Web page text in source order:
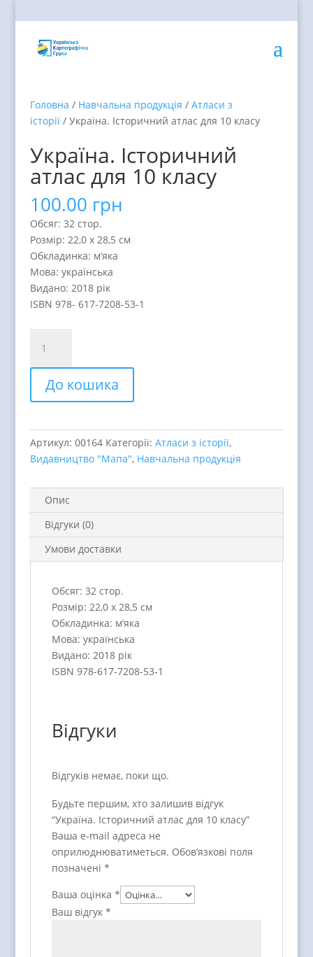
Головна / Навчальна продукція / Атласи з
історії/ Україна. Історичний атлас для 10 класу
Україна. Історичний
атлас для 10 класу
100.00 грн
Обсяг: 32 стор.
Розмір: 22,0 х 28,5 см
Обкладинка: м’яка
Мова: українська
Видано: 2018 рік
ISBN 978- 617-7208-53-1
Історичний
атлас
10
quantity
До кошика
Артикул: 00164 Категорії: Атласи з історії,
Видавництво "Мапа", Навчальна продукція
Опис
Відгуки (0)
Умови доставки
Обсяг: 32 стор.
Розмір: 22,0 х 28,5 см
Обкладинка: м’яка
Мова: українська
Видано: 2018 рік
ISBN 978-617-7208-53-1
Відгуки
Відгуків немає, поки що.
Будьте першим, хто залишив відгук
“Україна. Історичний атлас для 10 класу”
Ваша e-mail адреса не
оприлюднюватиметься. Обов’язкові поля
позначені *
Ваша оцінка *
Ваш відгук *